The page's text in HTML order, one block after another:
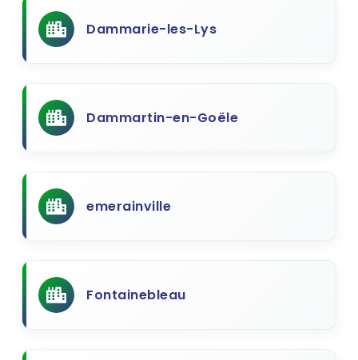
Dammarie-les-Lys
Dammartin-en-Goële
emerainville
Fontainebleau